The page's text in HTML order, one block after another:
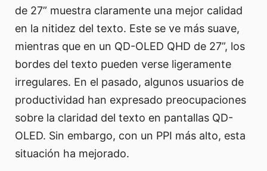
de 27” muestra claramente una mejor calidad
en la nitidez del texto. Este se ve más suave,
mientras que en un QD-OLED QHD de 27”, los
bordes del texto pueden verse ligeramente
irregulares. En el pasado, algunos usuarios de
productividad han expresado preocupaciones
sobre la claridad del texto en pantallas QD-
OLED. Sin embargo, con un PPI más alto, esta
situación ha mejorado.